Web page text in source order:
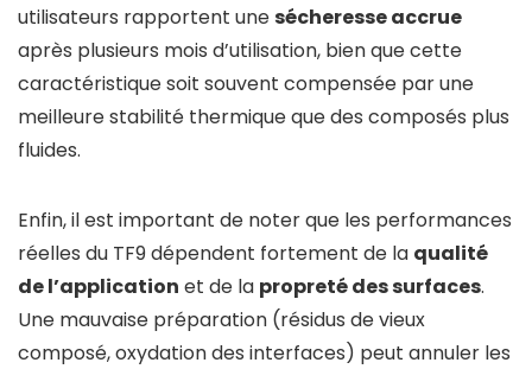
utilisateurs rapportent unesécheresse accrue
après plusieurs mois d’utilisation, bien que cette
caractéristique soit souvent compensée par une
meilleure stabilité thermique que des composés plus
fluides.
Enfin, il est important de noter que les performances
réelles du TF9 dépendent fortement de la qualité
de l’application et de la propreté des surfaces.
Une mauvaise préparation (résidus de vieux
composé, oxydation des interfaces) peut annuler les